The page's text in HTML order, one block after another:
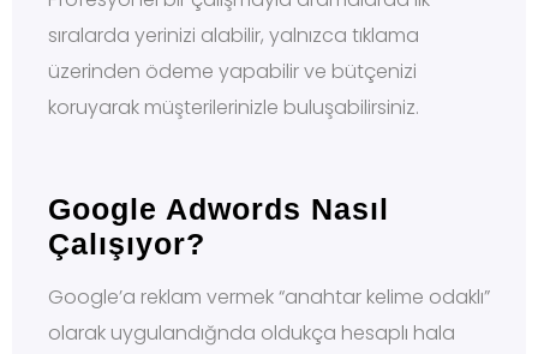
sıralarda yerinizi alabilir, yalnızca tıklama
üzerinden ödeme yapabilir ve bütçenizi
koruyarak müşterilerinizle buluşabilirsiniz.
Google Adwords Nasıl
Çalışıyor?
Google’a reklam vermek “anahtar kelime odaklı”
olarak uygulandığnda oldukça hesaplı hala